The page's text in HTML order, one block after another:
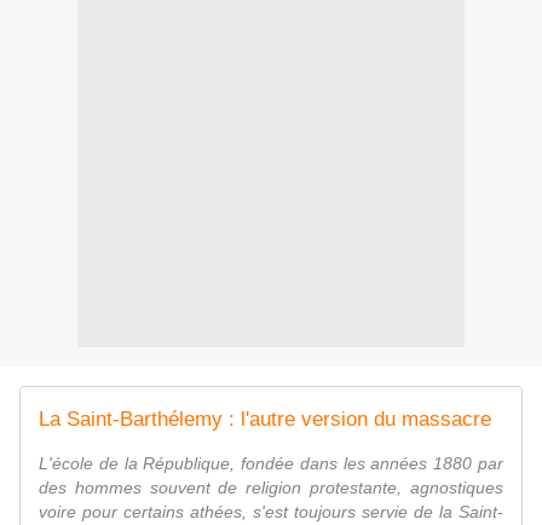
La Saint-Barthélemy : l'autre version du massacre
L'école de la République, fondée dans les années 1880 par
des hommes souvent de religion protestante, agnostiques
voire pour certains athées, s'est toujours servie de la Saint-